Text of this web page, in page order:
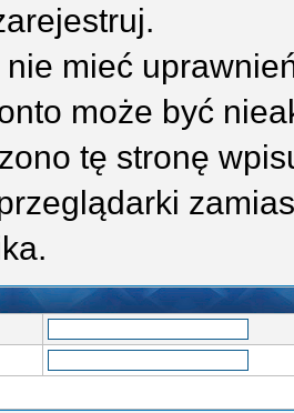
nie mieć
może być
tę stronę